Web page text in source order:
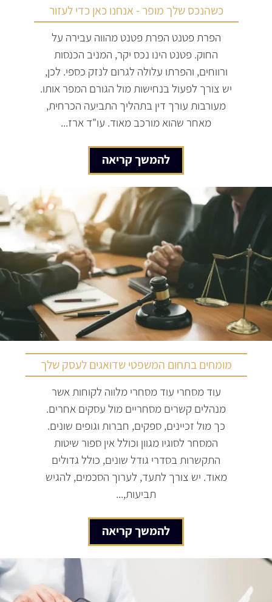
כשהנכס שלך מופר - אנחנו כאן כדי לעזור
הפרת פטנט הפרת פטנט מהווה עבירה על
החוק. פטנט הינו נכס יקר, המניב הכנסות
ורווחים, והפרתו עלולה לגרום לנזק כספי. לכן,
יש צורך לפעול בנחישות מול הגורם המפר אותו.
מעורבות עורך דין בתהליך התביעה הכרחית,
מאחר שהוא מורכב מאוד. עו"ד ארז...
להמשך קריאה
מומחים בתחום המשפטי שדואגים לעסק שלך
עוד מסחרי עוד מסחרי מלווה לקוחות אשר
מנהלים קשרים מסחריים מול עסקים אחרים.
כך מול זכיינים, ספקים, חברות וגופים שונים.
המסחר לסוגיו מגוון וכולל אין ספור שיטות
התקשרות בסדרי גודל שונים, כולל גדולים
מאוד. יש צורך לתעד, לערוך הסכמים, להגיש
תביעות,...
להמשך קריאה